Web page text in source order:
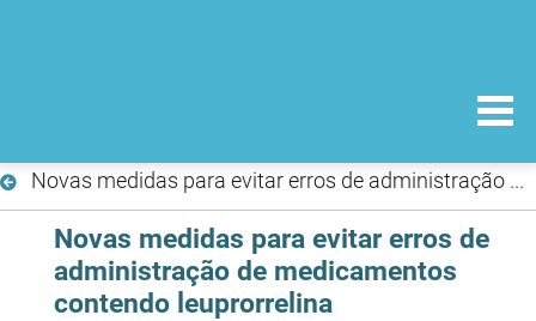
Novas medidas para evitar erros de administração de medicamentos contendo leuprorrelina
Novas medidas para evitar erros de
administração de medicamentos
contendo leuprorrelina